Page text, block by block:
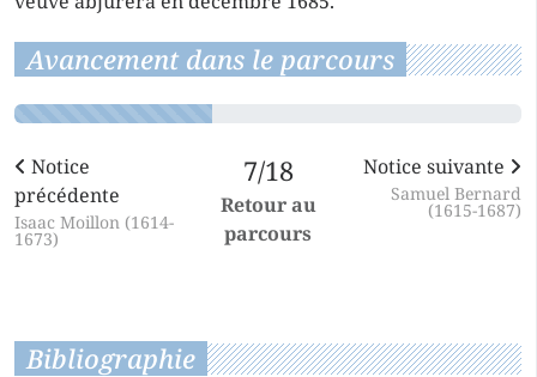
Avancement dans le parcours
Notice
précédente
Isaac Moillon (1614-
1673)
7/18
Retour au
parcours
Notice suivante
Samuel Bernard
(1615-1687)
Bibliographie